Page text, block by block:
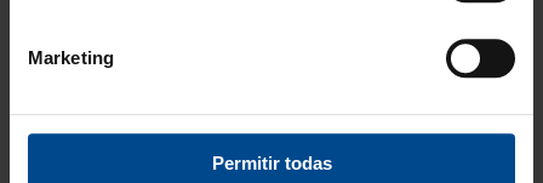
Marketing
Permitir todas
Descubre nuestras ventajas
Envío gratis
A partir de 100€